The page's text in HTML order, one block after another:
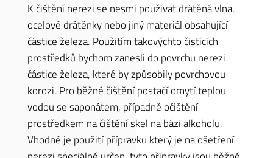
K čištění nerezi se nesmí používat drátěná vlna,
ocelové drátěnky nebo jiný materiál obsahující
částice železa. Použitím takovýchto čistících
prostředků bychom zanesli do povrchu nerezi
částice železa, které by způsobily povrchovou
korozi. Pro běžné čištění postačí omytí teplou
vodou se saponátem, případně očištění
prostředkem na čištění skel na bázi alkoholu.
Vhodné je použití přípravku který je na ošetření